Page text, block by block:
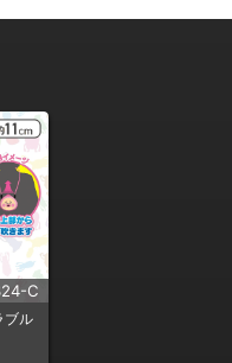
C
ブル